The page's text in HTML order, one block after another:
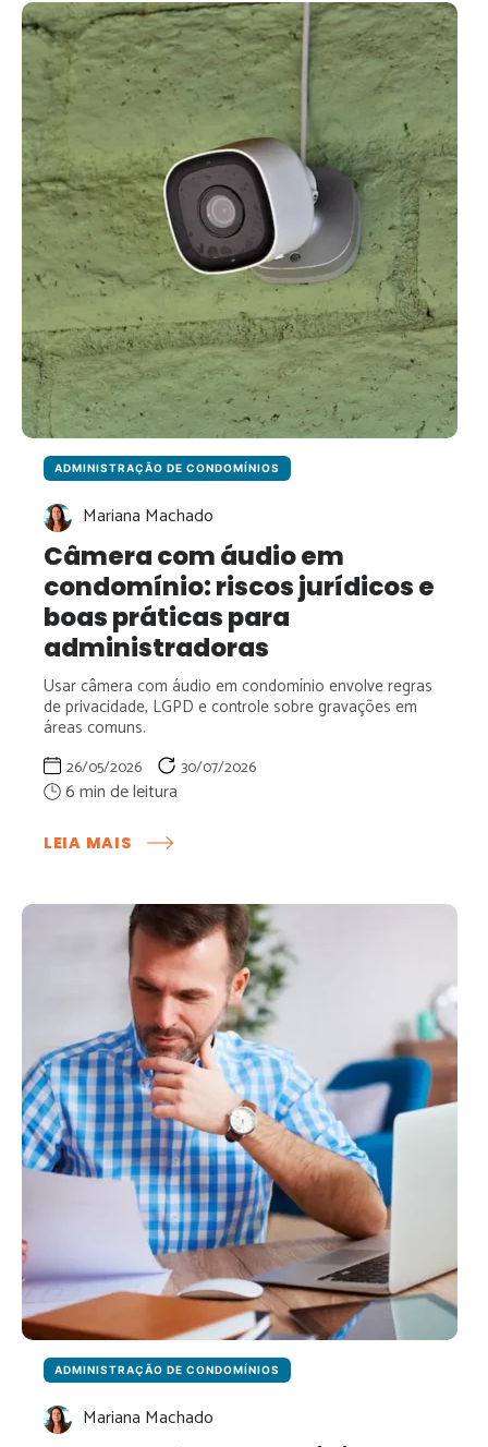
DE
ADMINISTRAÇÃO
DE
CONDOMÍNIO:
QUAL
A
ESTRUTURA
IDEAL?
ADMINISTRAÇÃO DE CONDOMÍNIOS
Mariana Machado
Câmera com áudio em
condomínio: riscos jurídicos e
boas práticas para
administradoras
Usar câmera com áudio em condomínio envolve regras
de privacidade, LGPD e controle sobre gravações em
áreas comuns.
26/05/2026 30/07/2026
LEIA MAIS
CÂMERA
ÁUDIO
EM
CONDOMÍNIO:
RISCOS
JURÍDICOS
E
BOAS
PRÁTICAS
PARA
ADMINISTRADORAS
ADMINISTRAÇÃO DE CONDOMÍNIOS
Mariana Machado